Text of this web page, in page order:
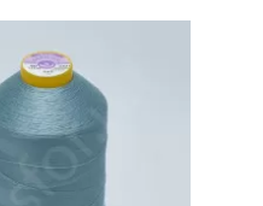
Туреччина
100% CF nylon